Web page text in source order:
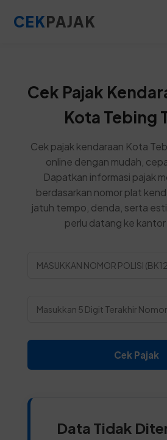
CEKPAJAK
Cek Pajak
Kota Tebing
Cek pajak kendaraan Kota
online dengan mudah,
Dapatkan informasi pajak
berdasarkan nomor plat
jatuh tempo, denda, serta
perlu datang ke kantor
Cek Pajak
Data Tidak